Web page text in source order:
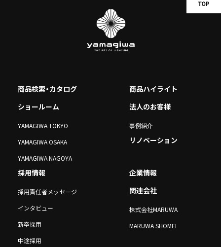
商品検索・カタログ
商品ハイライト
ショールーム
YAMAGIWA TOKYO
YAMAGIWA OSAKA
YAMAGIWA NAGOYA
法人のお客様
事例紹介
リノベーション
採用情報
採用責任者メッセージ
インタビュー
新卒採用
中途採用
企業情報
関連会社
株式会社MARUWA
MARUWA SHOMEI